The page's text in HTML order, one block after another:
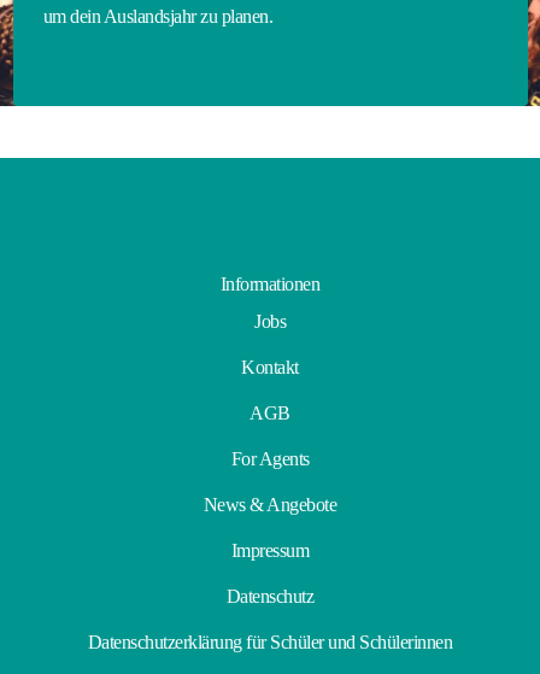
um dein Auslandsjahr zu planen.
Informationen
Jobs
Kontakt
AGB
For Agents
News & Angebote
Impressum
Datenschutz
Datenschutzerklärung für Schüler und Schülerinnen